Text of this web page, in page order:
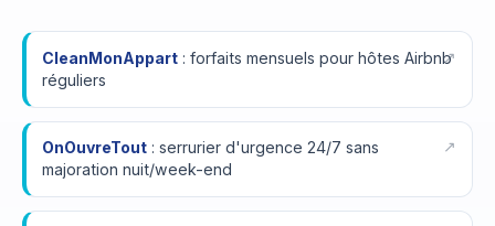
CleanMonAppart: forfaits mensuels pour hôtes Airbnb
réguliers
OnOuvreTout: serrurier d'urgence 24/7 sans
majoration nuit/week-end